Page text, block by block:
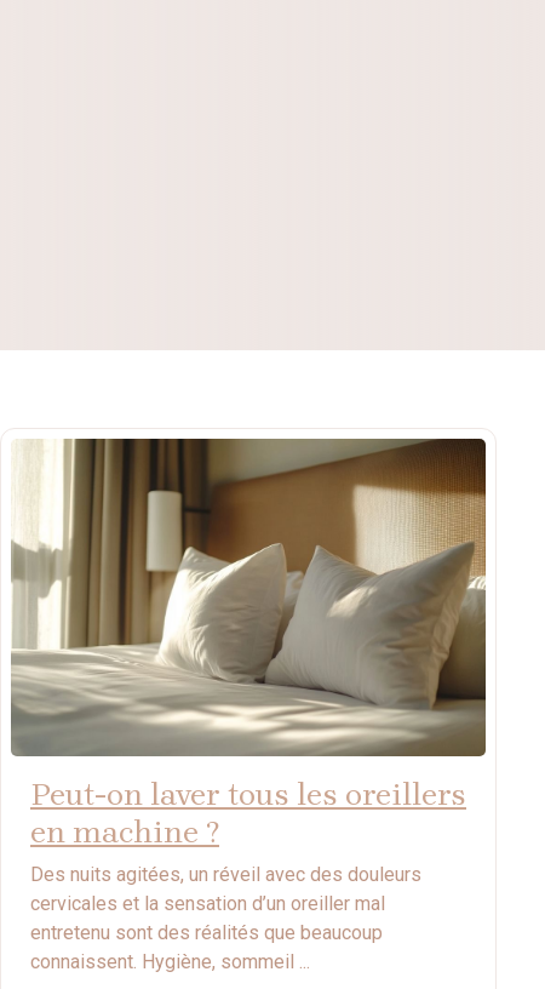
Peut-on laver tous les oreillers
en machine ?
Des nuits agitées, un réveil avec des douleurs
cervicales et la sensation d’un oreiller mal
entretenu sont des réalités que beaucoup
connaissent. Hygiène, sommeil ...